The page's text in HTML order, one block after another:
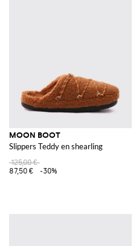
MOON BOOT
Slippers Teddy en shearling
125,00 €
87,50 €
-30%